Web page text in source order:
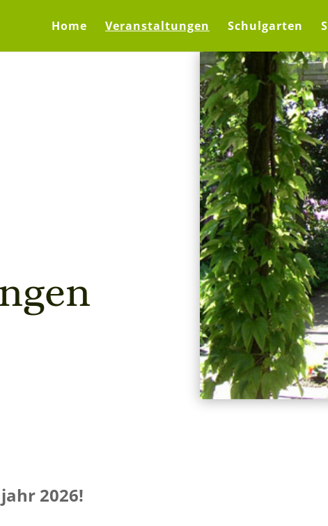
Home Veranstaltungen Schulgarten
2026!